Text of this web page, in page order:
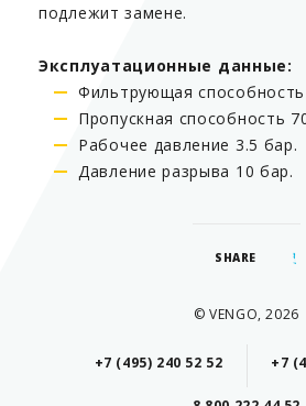
подлежит замене.
Эксплуатационные данные:
Фильтрующая
Пропускная способность
Рабочее давление 3.5 бар.
Давление разрыва 10 бар.
SHARE
© VENGO, 2026
+7 (495) 240 52 52 +7